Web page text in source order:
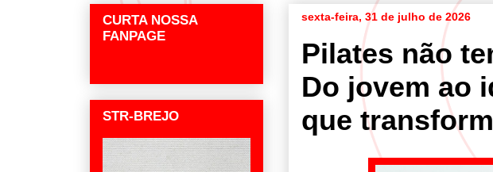
sexta-feira, 31 de julho de 2026
Pilates não
Do jovem ao
que
CURTA NOSSA
FANPAGE
STR-BREJO